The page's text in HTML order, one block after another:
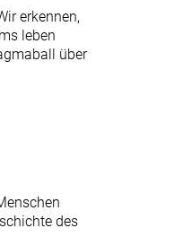
erkennen,
leben
über
des